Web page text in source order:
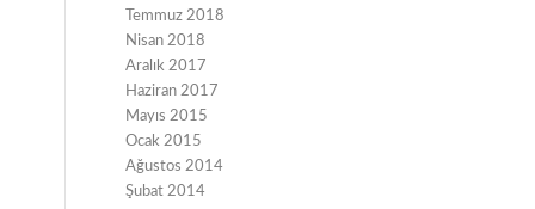
Temmuz 2018
Nisan 2018
Aralık 2017
Haziran 2017
Mayıs 2015
Ocak 2015
Ağustos 2014
Şubat 2014